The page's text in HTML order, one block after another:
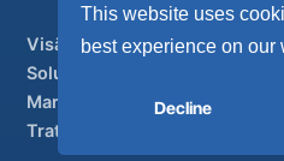
This website uses
best experience on our
Decline
Visão geral
Soluções
Marcas parceiras
Tratamento do ar